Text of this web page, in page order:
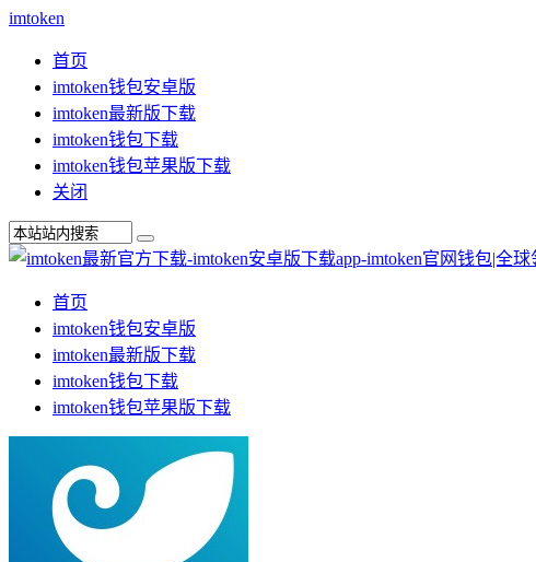
imtoken
首页
imtoken钱包安卓版
imtoken最新版下载
imtoken钱包下载
imtoken钱包苹果版下载
关闭
首页
imtoken钱包安卓版
imtoken最新版下载
imtoken钱包下载
imtoken钱包苹果版下载